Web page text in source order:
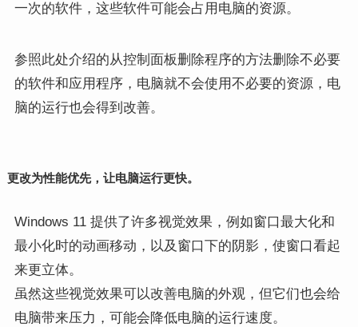
一次的软件，这些软件可能会占用电脑的资源。
参照此处介绍的从控制面板删除程序的方法删除不必要
的软件和应用程序，电脑就不会使用不必要的资源，电
脑的运行也会得到改善。
更改为性能优先，让电脑运行更快。
Windows 11 提供了许多视觉效果，例如窗口最大化和
最小化时的动画移动，以及窗口下的阴影，使窗口看起
来更立体。
虽然这些视觉效果可以改善电脑的外观，但它们也会给
电脑带来压力，可能会降低电脑的运行速度。